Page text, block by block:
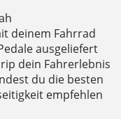
deinem Fahrrad
ausgeliefert
dein Fahrerlebnis
du die besten
empfehlen